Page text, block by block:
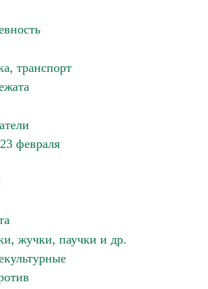
транспорт
февраля
жучки, паучки и др.